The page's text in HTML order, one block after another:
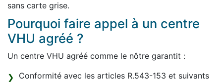
sans carte grise.
Pourquoi faire appel à un centre
VHU agréé ?
Un centre VHU agréé comme le nôtre garantit :
Conformité avec les articles R.543-153 et suivants